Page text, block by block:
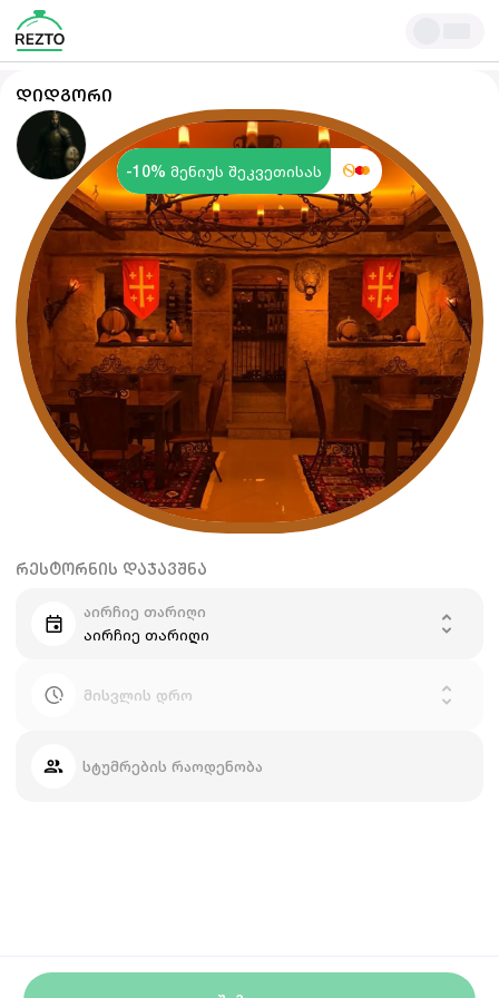
ᲓᲘᲓᲒᲝᲠᲘ
-10% მენიუს შეკვეთისას
ᲠᲔᲡᲢᲝᲠᲜᲘᲡ ᲓᲐᲯᲐᲕᲨᲜᲐ
აირჩიე თარიღი
აირჩიე თარიღი
მისვლის დრო
სტუმრების რაოდენობა